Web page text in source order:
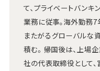
て、プライベートバンキ
業務に従事。海外勤務7
またがるグローバルな
積む。 帰国後は、上場
社の代表取締役として